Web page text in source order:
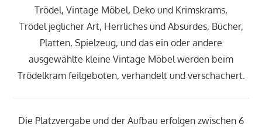
Trödel, Vintage Möbel, Deko und Krimskrams,
Trödel jeglicher Art, Herrliches und Absurdes, Bücher,
Platten, Spielzeug, und das ein oder andere
ausgewählte kleine Vintage Möbel werden beim
Trödelkram feilgeboten, verhandelt und verschachert.
Die Platzvergabe und der Aufbau erfolgen zwischen 6